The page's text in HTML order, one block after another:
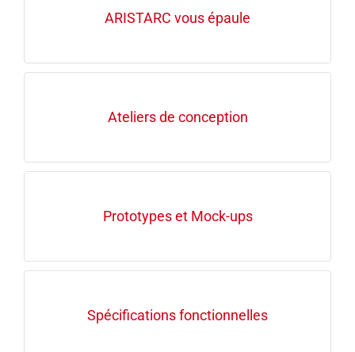
ARISTARC vous épaule
Ateliers de conception
Prototypes et Mock-ups
Spécifications fonctionnelles